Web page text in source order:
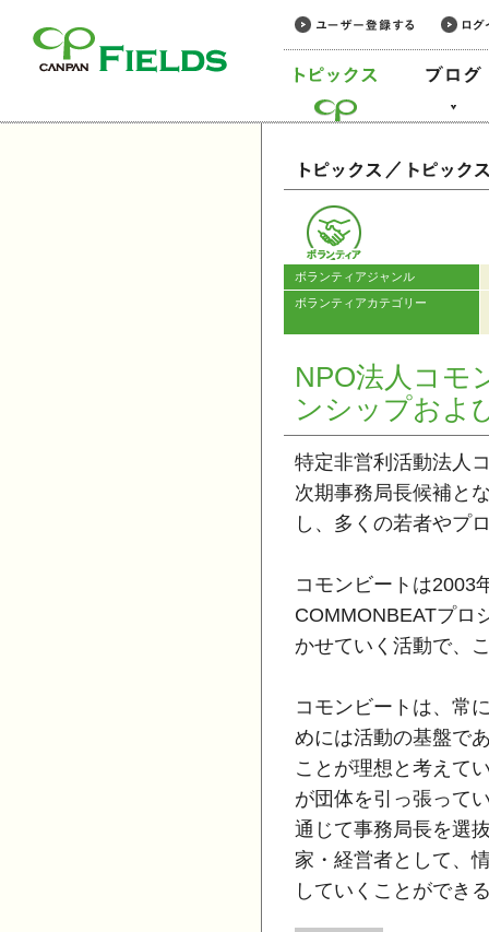
カテゴリー
ボランティアジャンル
ボランティアカテゴリー
NPO法人コモ
ンシップおよ
特定非営利活動法人
次期事務局長候補と
し、多くの若者やプ
コモンビートは2003
COMMONBEATプロ
かせていく活動で、
コモンビートは、常
めには活動の基盤で
ことが理想と考えて
が団体を引っ張って
通じて事務局長を選
家・経営者として、
していくことができ